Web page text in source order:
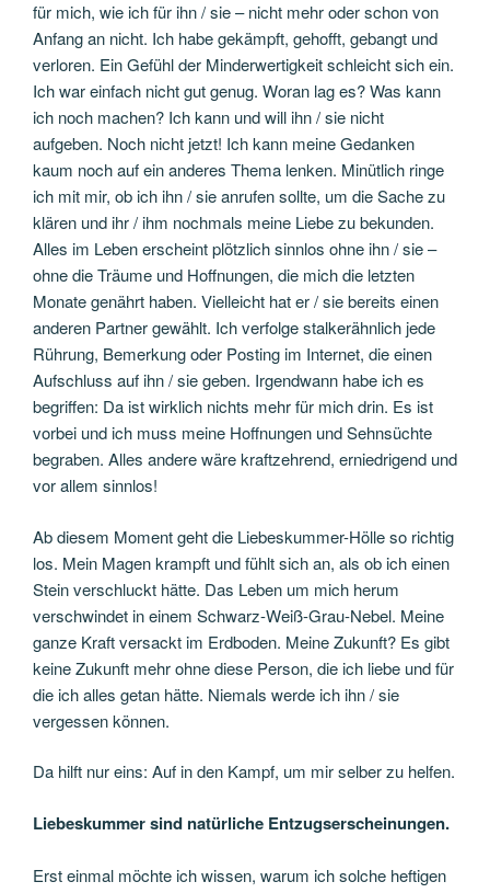
für mich, wie ich für ihn / sie – nicht mehr oder schon von
Anfang an nicht. Ich habe gekämpft, gehofft, gebangt und
verloren. Ein Gefühl der Minderwertigkeit schleicht sich ein.
Ich war einfach nicht gut genug. Woran lag es? Was kann
ich noch machen? Ich kann und will ihn / sie nicht
aufgeben. Noch nicht jetzt! Ich kann meine Gedanken
kaum noch auf ein anderes Thema lenken. Minütlich ringe
ich mit mir, ob ich ihn / sie anrufen sollte, um die Sache zu
klären und ihr / ihm nochmals meine Liebe zu bekunden.
Alles im Leben erscheint plötzlich sinnlos ohne ihn / sie –
ohne die Träume und Hoffnungen, die mich die letzten
Monate genährt haben. Vielleicht hat er / sie bereits einen
anderen Partner gewählt. Ich verfolge stalkerähnlich jede
Rührung, Bemerkung oder Posting im Internet, die einen
Aufschluss auf ihn / sie geben. Irgendwann habe ich es
begriffen: Da ist wirklich nichts mehr für mich drin. Es ist
vorbei und ich muss meine Hoffnungen und Sehnsüchte
begraben. Alles andere wäre kraftzehrend, erniedrigend und
vor allem sinnlos!
Ab diesem Moment geht die Liebeskummer-Hölle so richtig
los. Mein Magen krampft und fühlt sich an, als ob ich einen
Stein verschluckt hätte. Das Leben um mich herum
verschwindet in einem Schwarz-Weiß-Grau-Nebel. Meine
ganze Kraft versackt im Erdboden. Meine Zukunft? Es gibt
keine Zukunft mehr ohne diese Person, die ich liebe und für
die ich alles getan hätte. Niemals werde ich ihn / sie
vergessen können.
Da hilft nur eins: Auf in den Kampf, um mir selber zu helfen.
Liebeskummer sind natürliche Entzugserscheinungen.
Erst einmal möchte ich wissen, warum ich solche heftigen